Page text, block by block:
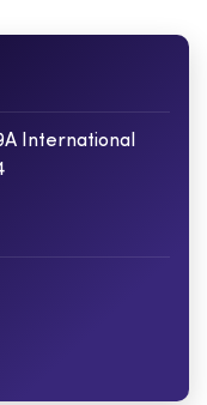
International